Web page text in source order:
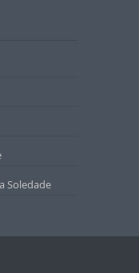
Soledade